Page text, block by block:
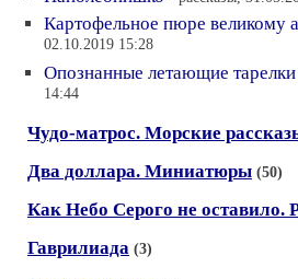
Картофельное пюре великому
02.10.2019 15:28
Опознанные летающие тарелки
14:44
Чудо-матрос. Морские
Два доллара. Миниатюры (50)
Как Небо Серого не оставило.
Гаврилиада (3)